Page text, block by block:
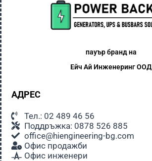
пауър бранд на
Ейч АйИнженеринг ООД
АДРЕС
Тел.: 02 489 46 56
Поддръжка: 0878 526 885
office@hiengineering-bg.com
Офис продажби
Офис инженери